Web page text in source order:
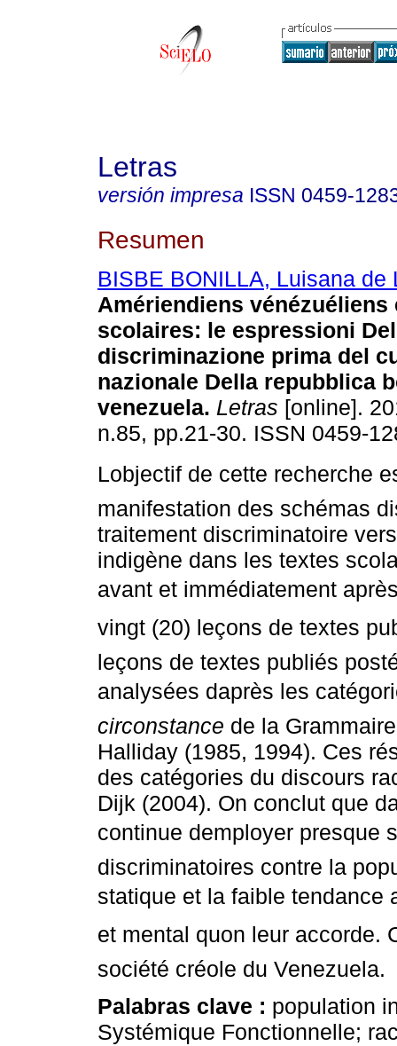
Letras
versión impresa ISSN 0459-
Resumen
BISBE BONILLA, Luisana de
Amériendiens vénézuéliens
scolaires: le espressioni
discriminazione prima del
nazionale Della repubblica
venezuela. Letras [online].
n.85, pp.21-30. ISSN 0459-
Lobjectif de cette recherche
manifestation des schémas
traitement discriminatoire
indigène dans les textes
avant et immédiatement
vingt (20) leçons de textes
leçons de textes publiés
analysées daprès les
circonstance de la
Halliday (1985, 1994). Ces
des catégories du discours
Dijk (2004). On conclut que
continue demployer
discriminatoires contre la
statique et la faible tendance
et mental quon leur
société créole du Venezuela.
Palabras clave : population
Systémique Fonctionnelle;